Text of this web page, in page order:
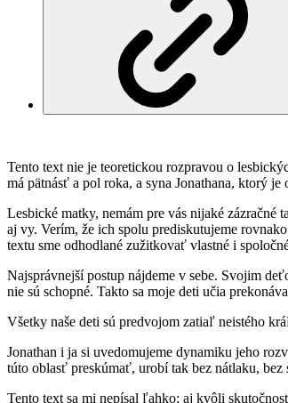
Tento text nie je teoretickou rozpravou o
má pätnásť a pol roka, a syna Jonathana, ktorý
Lesbické matky, nemám pre vás nijaké
aj vy. Verím, že ich spolu prediskutujeme
textu sme odhodlané zužitkovať vlastné i
Najsprávnejší postup nájdeme v sebe. Svojim
nie sú schopné. Takto sa moje deti učia
Všetky naše deti sú predvojom zatiaľ neistého
Jonathan i ja si uvedomujeme dynamiku jeho
túto oblasť preskúmať, urobí tak bez nátlaku, bez
Tento text sa mi nepísal ľahko; aj kvôli